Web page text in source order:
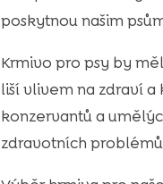
poskytnou našim
Krmivo pro psy by
liší vlivem na zdraví
konzervantů a
zdravotních